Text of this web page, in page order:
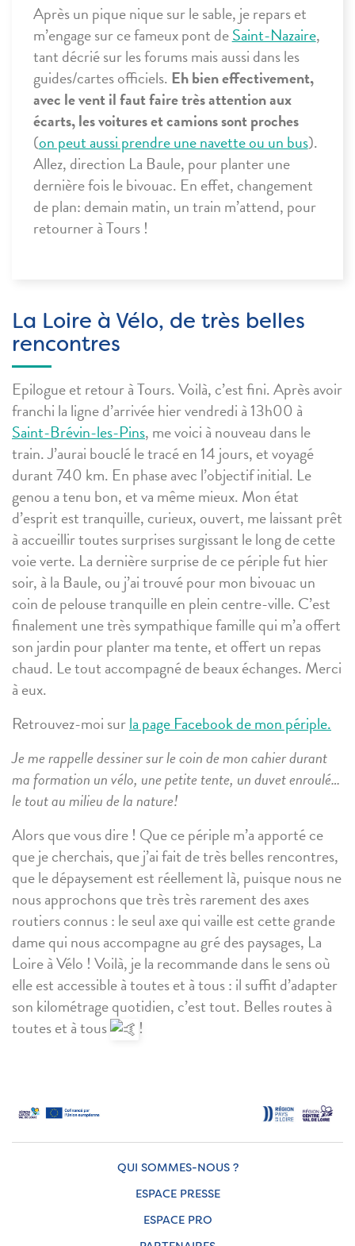
Après un pique nique sur le sable, je repars et
m’engage sur ce fameux pont deSaint-Nazaire,
tant décrié sur les forums mais aussi dans les
guides/cartes officiels. Eh bien effectivement,
avec le vent il faut faire très attention aux
écarts, les voitures et camions sont proches
(on peut aussi prendre une navette ou un bus).
Allez, direction La Baule, pour planter une
dernière fois le bivouac. En effet, changement
de plan: demain matin, un train m’attend, pour
retourner à Tours !
La Loire à Vélo, de très belles
rencontres
Epilogue et retour à Tours. Voilà, c’est fini. Après avoir
franchi la ligne d’arrivée hier vendredi à 13h00 à
Saint-Brévin-les-Pins, me voici à nouveau dans le
train. J’aurai bouclé le tracé en 14 jours, et voyagé
durant 740 km. En phase avec l’objectif initial. Le
genou a tenu bon, et va même mieux. Mon état
d’esprit est tranquille, curieux, ouvert, me laissant prêt
à accueillir toutes surprises surgissant le long de cette
voie verte. La dernière surprise de ce périple fut hier
soir, à la Baule, ou j’ai trouvé pour mon bivouac un
coin de pelouse tranquille en plein centre-ville. C’est
finalement une très sympathique famille qui m’a offert
son jardin pour planter ma tente, et offert un repas
chaud. Le tout accompagné de beaux échanges. Merci
à eux.
Retrouvez-moi surla page Facebook de mon périple.
Je me rappelle dessiner sur le coin de mon cahier durant
ma formation un vélo, une petite tente, un duvet enroulé…
le tout au milieu de la nature!
Alors que vous dire ! Que ce périple m’a apporté ce
que je cherchais, que j’ai fait de très belles rencontres,
que le dépaysement est réellement là, puisque nous ne
nous approchons que très très rarement des axes
routiers connus : le seul axe qui vaille est cette grande
dame qui nous accompagne au gré des paysages, La
Loire à Vélo ! Voilà, je la recommande dans le sens où
elle est accessible à toutes et à tous : il suffit d’adapter
son kilométrage quotidien, c’est tout. Belles routes à
toutes et à tous
!
QUI SOMMES-NOUS ?
ESPACE PRESSE
ESPACE PRO